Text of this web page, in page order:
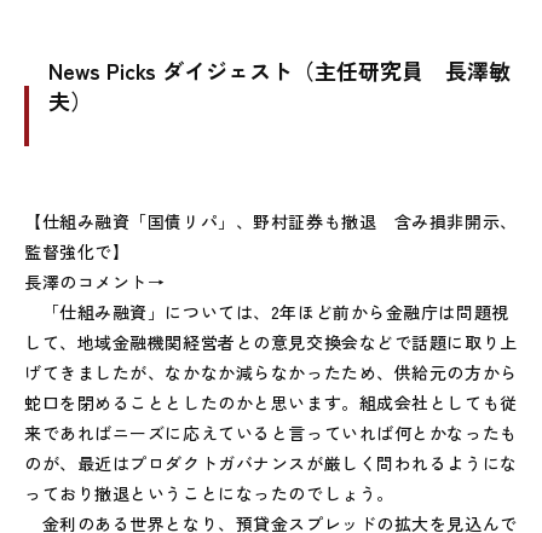
News Picks ダイジェスト（主任研究員 長澤敏
夫）
【仕組み融資「国債リパ」、野村証券も撤退 含み損非開示、
監督強化で】
長澤のコメント→
「仕組み融資」については、2年ほど前から金融庁は問題視
して、地域金融機関経営者との意見交換会などで話題に取り上
げてきましたが、なかなか減らなかったため、供給元の方から
蛇口を閉めることとしたのかと思います。組成会社としても従
来であればニーズに応えていると言っていれば何とかなったも
のが、最近はプロダクトガバナンスが厳しく問われるようにな
っており撤退ということになったのでしょう。
金利のある世界となり、預貸金スプレッドの拡大を見込んで